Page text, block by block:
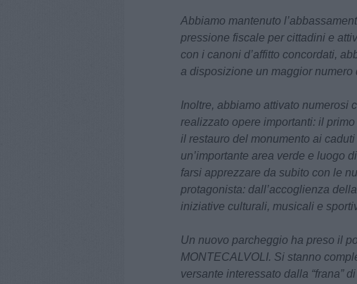
Abbiamo mantenuto
pressione fiscale per cittadini e
con i canoni d’affitto concordati,
a disposizione un maggior
Inoltre, abbiamo attivato numerosi
realizzato opere importanti: il
il restauro del monumento ai
un’importante area verde e luogo
farsi apprezzare da subito con le
protagonista: dall’accoglienza
iniziative culturali, musicali e
Un nuovo parcheggio ha preso il
MONTECALVOLI. Si stanno
versante interessato dalla “frana”